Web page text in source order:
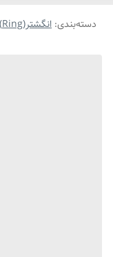
دسته‌بندی: انگشتر(Ring)